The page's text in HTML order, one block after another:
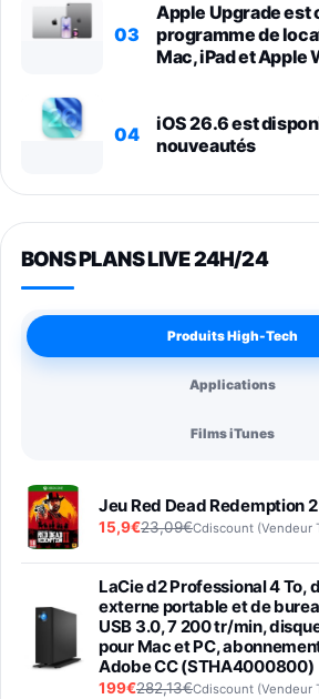
03
Apple Upgrade est
programme de
Mac, iPad et Apple
04
iOS 26.6 est
nouveautés
BONS PLANS LIVE 24H/24
Produits High-Tech
Applications
Films iTunes
Jeu Red Dead Redemption
15,9€23,09€Cdiscount (Vendeur
LaCie d2 Professional 4 To,
externe portable et de
USB 3.0, 7 200 tr/min,
pour Mac et PC,
Adobe CC (STHA4000800)
199€282,13€Cdiscount (Vendeur